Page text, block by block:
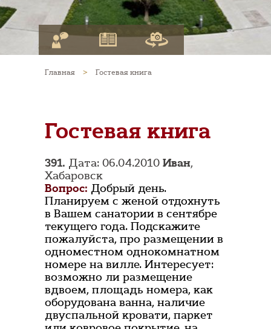
Главная > Гостевая книга
Гостевая книга
391. Дата: 06.04.2010 Иван,
Хабаровск
Вопрос: Добрый день.
Планируем с женой отдохнуть
в Вашем санатории в сентябре
текущего года. Подскажите
пожалуйста, про размещении в
одноместном однокомнатном
номере на вилле. Интересует:
возможно ли размещение
вдвоем, площадь номера, как
оборудована ванна, наличие
двуспальной кровати, паркет